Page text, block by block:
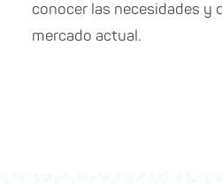
conocer las necesidades y
mercado actual.